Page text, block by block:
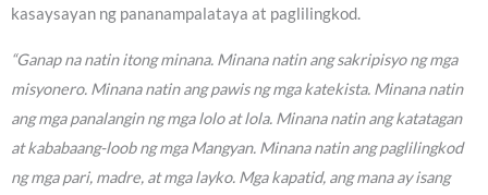
kasaysayan ng pananampalataya at paglilingkod.
“Ganap na natin itong minana. Minana natin ang sakripisyo ng mga
misyonero. Minana natin ang pawis ng mga katekista. Minana natin
ang mga panalangin ng mga lolo at lola. Minana natin ang katatagan
at kababaang-loob ng mga Mangyan. Minana natin ang paglilingkod
ng mga pari, madre, at mga layko. Mga kapatid, ang mana ay isang